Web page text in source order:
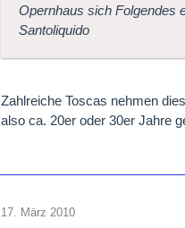
Opernhaus sich Folgendes
Santoliquido
Zahlreiche Toscas nehmen
also ca. 20er oder 30er Jahre
17. März 2010